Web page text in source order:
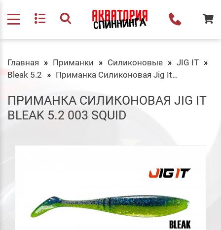
Главная Приманки Силиконовые
JIG IT
Bleak 5.2
Приманка Силиконовая Jig It Bleak 5.2 003 Squid
ПРИМАНКА СИЛИКОНОВАЯ JIG IT
BLEAK 5.2 003 SQUID